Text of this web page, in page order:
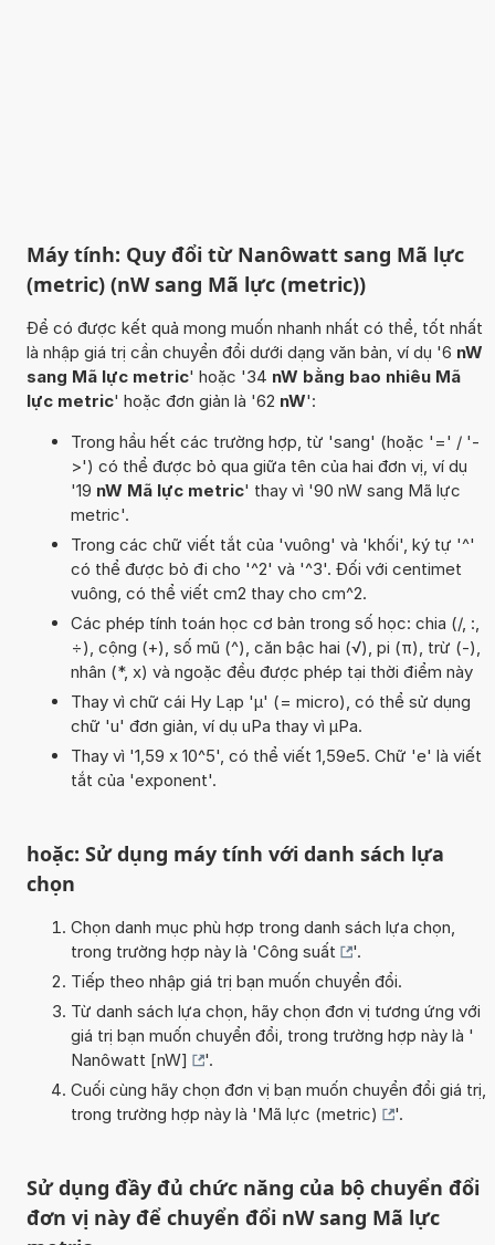
Máy tính: Quy đổi từ Nanôwatt sang Mã lực
(metric) (nW sang Mã lực (metric))
Để có được kết quả mong muốn nhanh nhất có thể, tốt nhất
là nhập giá trị cần chuyển đổi dưới dạng văn bản, ví dụ '6 nW
sang Mã lực metric' hoặc '34 nW bằng bao nhiêu Mã
lực metric' hoặc đơn giản là '62 nW':
Trong hầu hết các trường hợp, từ 'sang' (hoặc '=' / '-
>') có thể được bỏ qua giữa tên của hai đơn vị, ví dụ
'19 nW Mã lực metric' thay vì '90 nW sang Mã lực
metric'.
Trong các chữ viết tắt của 'vuông' và 'khối', ký tự '^'
có thể được bỏ đi cho '^2' và '^3'. Đối với centimet
vuông, có thể viết cm2 thay cho cm^2.
Các phép tính toán học cơ bản trong số học: chia (/, :,
÷), cộng (+), số mũ (^), căn bậc hai (√), pi (π), trừ (-),
nhân (*, x) và ngoặc đều được phép tại thời điểm này
Thay vì chữ cái Hy Lạp 'µ' (= micro), có thể sử dụng
chữ 'u' đơn giản, ví dụ uPa thay vì µPa.
Thay vì '1,59 x 10^5', có thể viết 1,59e5. Chữ 'e' là viết
tắt của 'exponent'.
hoặc: Sử dụng máy tính với danh sách lựa
chọn
Chọn danh mục phù hợp trong danh sách lựa chọn,
trong trường hợp này là 'Công suất
'.
Tiếp theo nhập giá trị bạn muốn chuyển đổi.
Từ danh sách lựa chọn, hãy chọn đơn vị tương ứng với
giá trị bạn muốn chuyển đổi, trong trường hợp này là '
Nanôwatt [nW]
'.
Cuối cùng hãy chọn đơn vị bạn muốn chuyển đổi giá trị,
trong trường hợp này là 'Mã lực (metric) '.
Sử dụng đầy đủ chức năng của bộ chuyển đổi
đơn vị này để chuyển đổi nW sang Mã lực